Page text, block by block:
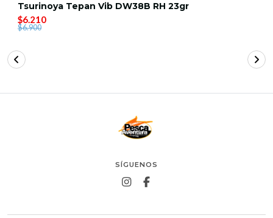
Tsurinoya Tepan Vib DW38B RH 23gr
$6.210
$6.900
SÍGUENOS